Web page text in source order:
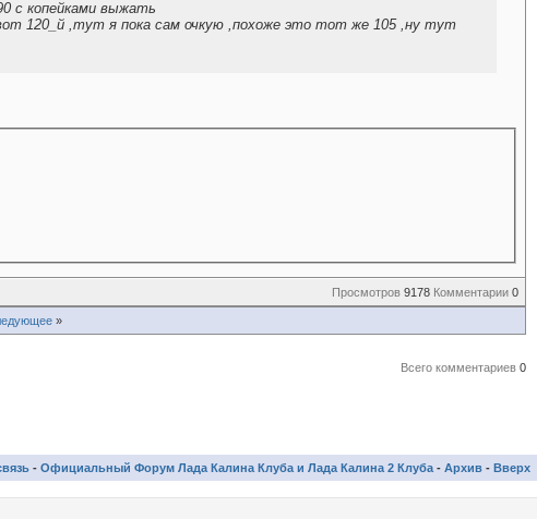
с копейками выжать
120_й ,тут я пока сам очкую ,похоже это тот же 105 ,ну тут
Просмотров 9178 Комментарии 0
»
Всего комментариев 0
- Официальный Форум Лада Калина Клуба и Лада Калина 2 Клуба - Архив - Вверх